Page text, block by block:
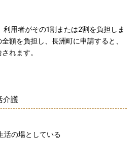
用者がその1割または2割を負担しま
額を負担し、長洲町に申請すると、
れます。
介護
の場としている